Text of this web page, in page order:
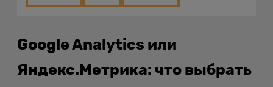
Google Analytics или
Яндекс.Метрика: что выбрать